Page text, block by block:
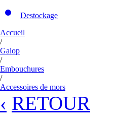
Destockage
Accueil
/
Galop
/
Embouchures
/
Accessoires de mors
‹ RETOUR